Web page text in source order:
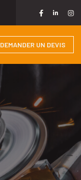
DEMANDER UN DEVIS